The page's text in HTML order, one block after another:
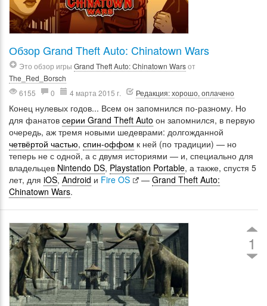
Обзор Grand Theft Auto: Chinatown Wars
Это обзор игры Grand Theft Auto: Chinatown Warsот
The_Red_Borsch
6155
0 4 марта 2015 г. Редакция: хорошо, оплачено
Конец нулевых годов... Всем он запомнился по-разному. Но
для фанатов серии Grand Theft Auto он запомнился, в первую
очередь, аж тремя новыми шедеврами: долгожданной
четвёртой частью, спин-оффом к ней (по традиции) — но
теперь не с одной, а с двумя историями — и, специально для
владельцев Nintendo DS, Playstation Portable, а также, спустя 5
лет, для iOS, Android и Fire OS — Grand Theft Auto:
Chinatown Wars.
1